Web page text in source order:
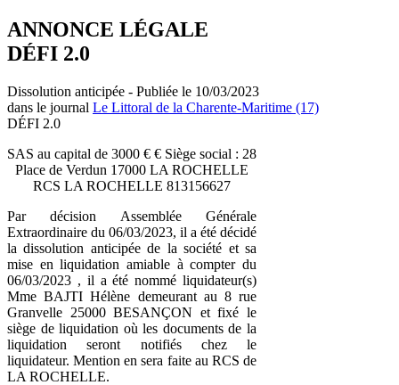
ANNONCE LÉGALE
DÉFI 2.0
Dissolution anticipée - Publiée le 10/03/2023
dans le journal Le Littoral de la Charente-Maritime (17)
DÉFI 2.0
SAS au capital de 3000 € € Siège social : 28
Place de Verdun 17000 LA ROCHELLE
RCS LA ROCHELLE 813156627
Par décision Assemblée Générale
Extraordinaire du 06/03/2023, il a été décidé
la dissolution anticipée de la société et sa
mise en liquidation amiable à compter du
06/03/2023 , il a été nommé liquidateur(s)
Mme BAJTI Hélène demeurant au 8 rue
Granvelle 25000 BESANÇON et fixé le
siège de liquidation où les documents de la
liquidation seront notifiés chez le
liquidateur. Mention en sera faite au RCS de
LA ROCHELLE.